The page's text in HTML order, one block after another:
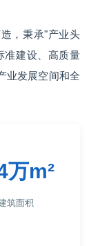
，秉承"产业头
准建设、高质量
业发展空间和全
万m²
筑面积